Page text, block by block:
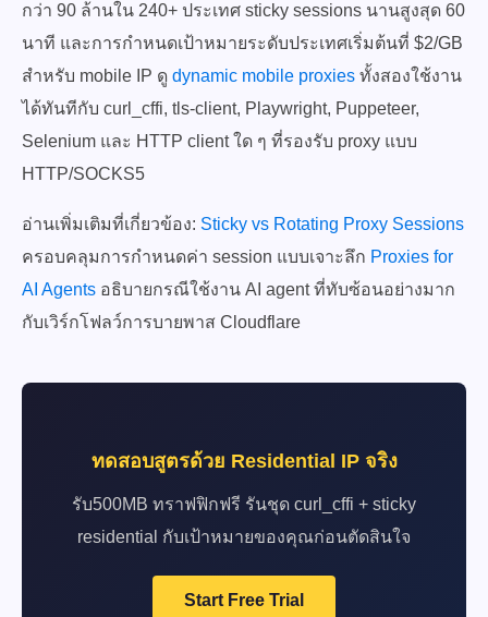
กว่า 90 ล้านใน 240+ ประเทศ sticky sessions นานสูงสุด 60
นาที และการกำหนดเป้าหมายระดับประเทศเริ่มต้นที่ $2/GB
สำหรับ mobile IP ดู dynamic mobile proxies ทั้งสองใช้งาน
ได้ทันทีกับ curl_cffi, tls-client, Playwright, Puppeteer,
Selenium และ HTTP client ใด ๆ ที่รองรับ proxy แบบ
HTTP/SOCKS5
อ่านเพิ่มเติมที่เกี่ยวข้อง: Sticky vs Rotating Proxy Sessions
ครอบคลุมการกำหนดค่า session แบบเจาะลึก Proxies for
AI Agents อธิบายกรณีใช้งาน AI agent ที่ทับซ้อนอย่างมาก
กับเวิร์กโฟลว์การบายพาส Cloudflare
ทดสอบสูตรด้วย Residential IP จริง
รับ500MB ทราฟฟิกฟรี รันชุด curl_cffi + sticky
residential กับเป้าหมายของคุณก่อนตัดสินใจ
Start Free Trial